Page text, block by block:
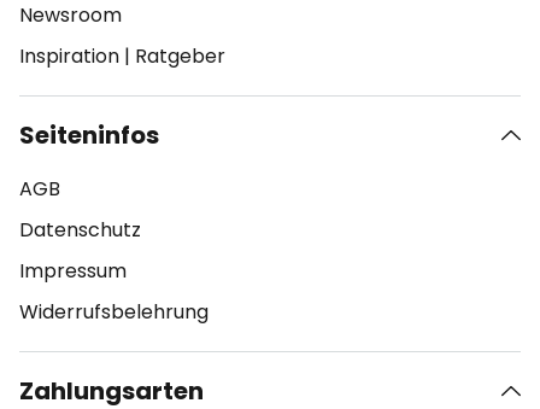
Newsroom
Inspiration | Ratgeber
Seiteninfos
AGB
Datenschutz
Impressum
Widerrufsbelehrung
Zahlungsarten